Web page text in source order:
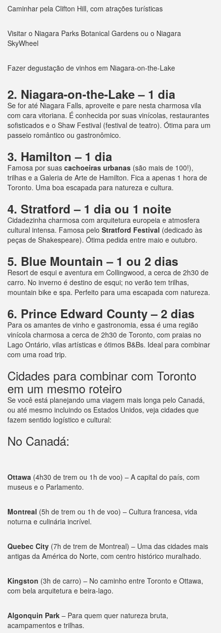
Caminhar pela Clifton Hill, com atrações turísticas
Visitar o Niagara Parks Botanical Gardens ou o Niagara
SkyWheel
Fazer degustação de vinhos em Niagara-on-the-Lake
2. Niagara-on-the-Lake – 1 dia
Se for até Niagara Falls, aproveite e pare nesta charmosa vila
com cara vitoriana. É conhecida por suas vinícolas, restaurantes
sofisticados e o Shaw Festival (festival de teatro). Ótima para um
passeio romântico ou gastronômico.
3. Hamilton – 1 dia
Famosa por suas cachoeiras urbanas (são mais de 100!),
trilhas e a Galeria de Arte de Hamilton. Fica a apenas 1 hora de
Toronto. Uma boa escapada para natureza e cultura.
4. Stratford – 1 dia ou 1 noite
Cidadezinha charmosa com arquitetura europeia e atmosfera
cultural intensa. Famosa pelo Stratford Festival (dedicado às
peças de Shakespeare). Ótima pedida entre maio e outubro.
5. Blue Mountain – 1 ou 2 dias
Resort de esqui e aventura em Collingwood, a cerca de 2h30 de
carro. No inverno é destino de esqui; no verão tem trilhas,
mountain bike e spa. Perfeito para uma escapada com natureza.
6. Prince Edward County – 2 dias
Para os amantes de vinho e gastronomia, essa é uma região
vinícola charmosa a cerca de 2h30 de Toronto, com praias no
Lago Ontário, vilas artísticas e ótimos B&Bs. Ideal para combinar
com uma road trip.
Cidades para combinar com Toronto
em um mesmo roteiro
Se você está planejando uma viagem mais longa pelo Canadá,
ou até mesmo incluindo os Estados Unidos, veja cidades que
fazem sentido logístico e cultural:
No Canadá:
Ottawa (4h30 de trem ou 1h de voo) – A capital do país, com
museus e o Parlamento.
Montreal (5h de trem ou 1h de voo) – Cultura francesa, vida
noturna e culinária incrível.
Quebec City (7h de trem de Montreal) – Uma das cidades mais
antigas da América do Norte, com centro histórico muralhado.
Kingston (3h de carro) – No caminho entre Toronto e Ottawa,
com bela arquitetura e beira-lago.
Algonquin Park – Para quem quer natureza bruta,
acampamentos e trilhas.